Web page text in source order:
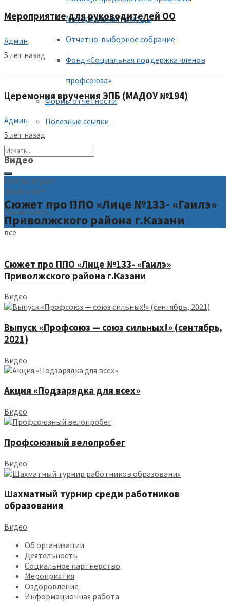
Материальная помощь
Отчетно-выборное собрание
Фонд «Социальная поддержка членов
профсоюза»
Формы отчетности
Полезные ссылки
Ничего нет
Посмотреть
все
Мероприятие для руководителей ОО
Админ
5 лет назад
Церемония вручения ЭПБ (МАДОУ №194)
Админ
5 лет назад
Видео
Сейчас играет
Сюжет про ППО «Лице №133- «Гаилэ»
Приволжского района г.Казани
Сюжет про ППО «Лице №133- «Гаилэ»
Приволжского района г.Казани
Видео
Выпуск «Профсоюз — союз сильных!» (сентябрь,
2021)
Видео
Акция «Подзарядка для всех»
Видео
Профсоюзный велопробег
Видео
Шахматный турнир среди работников
образования
Видео
Об организации
Деятельность
Социальное партнерство
Мероприятия
Оздоровление
Информационная работа